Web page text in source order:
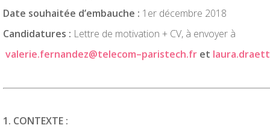
Date souhaitée d’embauche : 1er décembre 2018
Candidatures : Lettre de motivation + CV, à envoyer à
valerie.fernandez@telecom–paristech.fr et laura.draett
1. CONTEXTE :